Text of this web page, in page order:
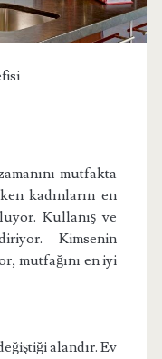
mutfakta
kadınların en
Kullanış ve
Kimsenin
mutfağını en iyi
alandır. Ev